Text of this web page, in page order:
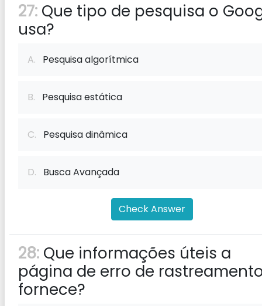
27: Que tipo de pesquisa o
usa?
A. Pesquisa algorítmica
B. Pesquisa estática
C. Pesquisa dinâmica
D. Busca Avançada
Check Answer
28: Que informações úteis a
página de erro de
fornece?